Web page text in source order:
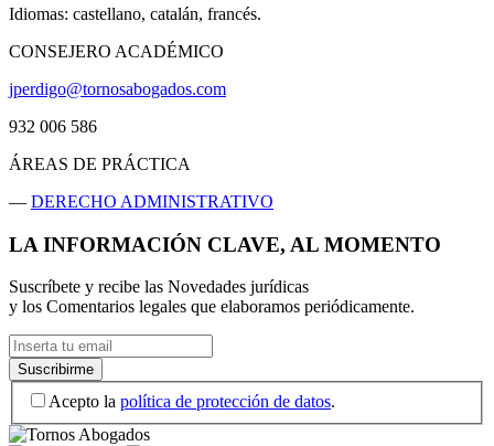
Idiomas: castellano, catalán, francés.
CONSEJERO ACADÉMICO
jperdigo@tornosabogados.com
932 006 586
ÁREAS DE PRÁCTICA
— DERECHO ADMINISTRATIVO
LA INFORMACIÓN CLAVE, AL MOMENTO
Suscríbete y recibe las Novedades jurídicas
y los Comentarios legales que elaboramos periódicamente.
Acepto la política de protección de datos.